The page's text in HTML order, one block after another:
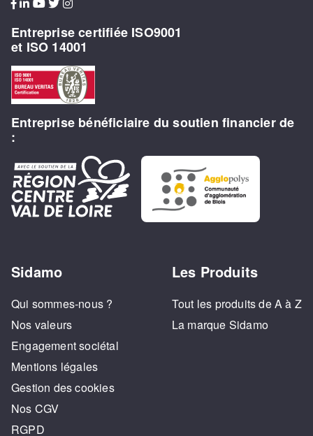
Entreprise certifiée ISO9001
et ISO 14001
Entreprise bénéficiaire du soutien financier de
:
Sidamo
Qui sommes-nous ?
Nos valeurs
Engagement sociétal
Mentions légales
Gestion des cookies
Nos CGV
RGPD
Les Produits
Tout les produits de A à Z
La marque Sidamo